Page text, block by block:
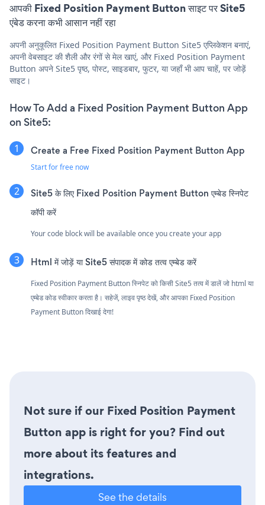
आपकी Fixed Position Payment Button साइट पर Site5
एंबेड करना कभी आसान नहीं रहा
अपनी अनुकूलित Fixed Position Payment Button Site5 एप्लिकेशन बनाएं,
अपनी वेबसाइट की शैली और रंगों से मेल खाएं, और Fixed Position Payment
Button अपने Site5 पृष्ठ, पोस्ट, साइडबार, फुटर, या जहाँ भी आप चाहें, पर जोड़ें
साइट।
How To Add a Fixed Position Payment Button App
on Site5:
Create a Free Fixed Position Payment Button App
Start for free now
Site5 के लिए Fixed Position Payment Button एम्बेड स्निपेट
कॉपी करें
Your code block will be available once you create your app
Html में जोड़ें या Site5 संपादक में कोड तत्व एम्बेड करें
Fixed Position Payment Button स्निपेट को किसी Site5 तत्व में डालें जो html या
एम्बेड कोड स्वीकार करता है। सहेजें, लाइव पृष्ठ देखें, और आपका Fixed Position
Payment Button दिखाई देगा!
Not sure if our Fixed Position Payment
Button app is right for you? Find out
more about its features and
integrations.
See the details